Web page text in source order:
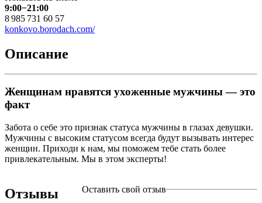
9:00−21:00
8 985 731 60 57
konkovo.borodach.com/
Описание
Женщинам нравятся ухоженные мужчины — это
факт
Забота о себе это признак статуса мужчины в глазах девушки.
Мужчины с высоким статусом всегда будут вызывать интерес
женщин. Приходи к нам, мы поможем тебе стать более
привлекательным. Мы в этом эксперты!
Отзывы Оставить свой отзыв